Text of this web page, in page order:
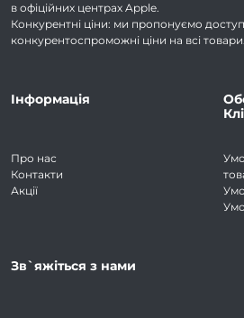
в офіційних центрах Apple.
Конкурентні ціни: ми пропонуємо
конкурентоспроможні ціни на всі товари.
Інформація
Про нас
Контакти
Акції
Зв`яжіться з нами